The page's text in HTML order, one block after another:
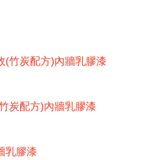
(竹炭配方)內牆乳膠漆
炭配方)內牆乳膠漆
乳膠漆